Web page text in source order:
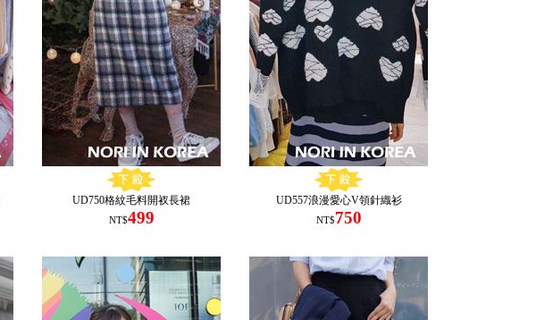
UD750格紋毛料開衩長裙
NT$499
UD557浪漫愛心V領針織衫
NT$750